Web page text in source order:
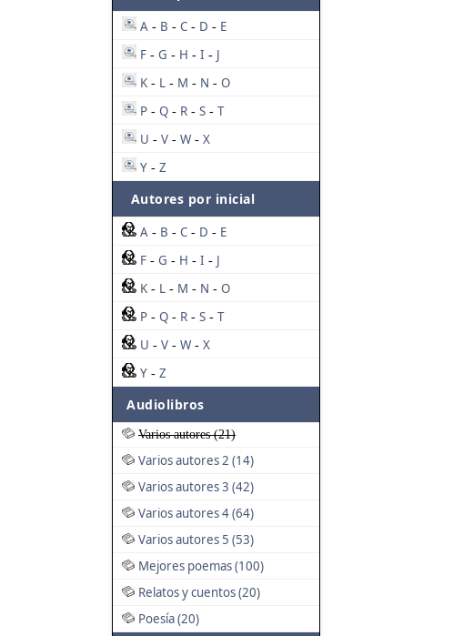
A - B - C - D - E
F - G - H - I - J
K - L - M - N - O
P - Q - R - S - T
U - V - W - X
Y - Z
Autores por inicial
A - B - C - D - E
F - G - H - I - J
K - L - M - N - O
P - Q - R - S - T
U - V - W - X
Y - Z
Audiolibros
Varios autores (21)
Varios autores 2 (14)
Varios autores 3 (42)
Varios autores 4 (64)
Varios autores 5 (53)
Mejores poemas (100)
Relatos y cuentos (20)
Poesía (20)